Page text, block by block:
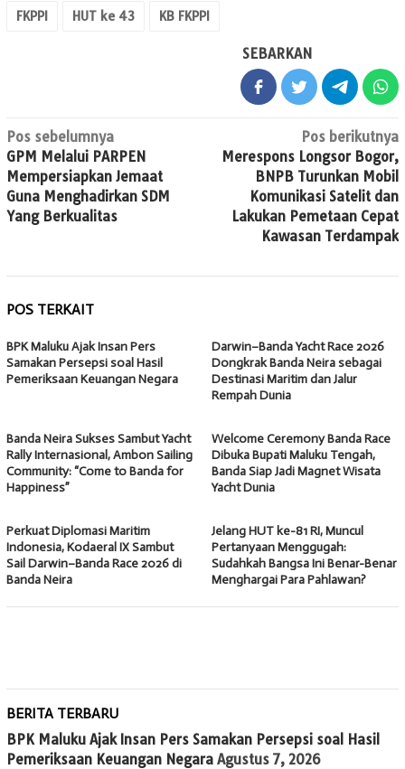
FKPPI HUT ke 43 KB FKPPI
SEBARKAN
Navigasi
pos
Pos sebelumnya
GPM Melalui PARPEN
Mempersiapkan Jemaat
Guna Menghadirkan SDM
Yang Berkualitas
Pos berikutnya
Merespons Longsor Bogor,
BNPB Turunkan Mobil
Komunikasi Satelit dan
Lakukan Pemetaan Cepat
Kawasan Terdampak
POS TERKAIT
BPK Maluku Ajak Insan Pers
Samakan Persepsi soal Hasil
Pemeriksaan Keuangan Negara
Darwin–Banda Yacht Race 2026
Dongkrak Banda Neira sebagai
Destinasi Maritim dan Jalur
Rempah Dunia
Banda Neira Sukses Sambut Yacht
Rally Internasional, Ambon Sailing
Community: “Come to Banda for
Happiness”
Welcome Ceremony Banda Race
Dibuka Bupati Maluku Tengah,
Banda Siap Jadi Magnet Wisata
Yacht Dunia
Perkuat Diplomasi Maritim
Indonesia, Kodaeral IX Sambut
Sail Darwin–Banda Race 2026 di
Banda Neira
Jelang HUT ke-81 RI, Muncul
Pertanyaan Menggugah:
Sudahkah Bangsa Ini Benar-Benar
Menghargai Para Pahlawan?
BERITA TERBARU
BPK Maluku Ajak Insan Pers Samakan Persepsi soal Hasil
Pemeriksaan Keuangan Negara Agustus 7, 2026